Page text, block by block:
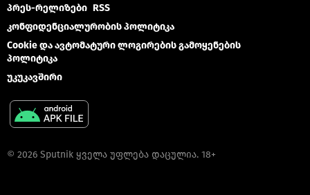
პრეს-რელიზები RSS
კონფიდენციალურობის პოლიტიკა
Cookie და ავტომატური ლოგირების გამოყენების
პოლიტიკა
უკუკავშირი
© 2026 Sputnik ყველა უფლება დაცულია. 18+